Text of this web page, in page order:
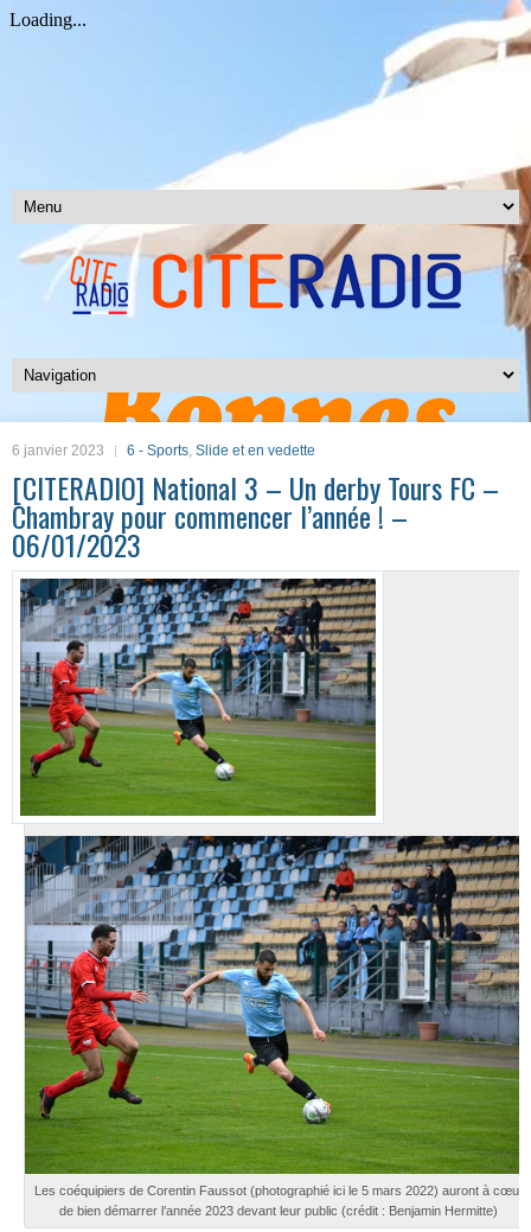
6 janvier 2023 6 - Sports, Slide et en vedette
[CITERADIO] National 3 – Un derby Tours FC –
Chambray pour commencer l’année ! –
06/01/2023
Les coéquipiers de Corentin Faussot (photographié ici le 5 mars 2022) auront à cœur
de bien démarrer l’année 2023 devant leur public (crédit : Benjamin Hermitte)